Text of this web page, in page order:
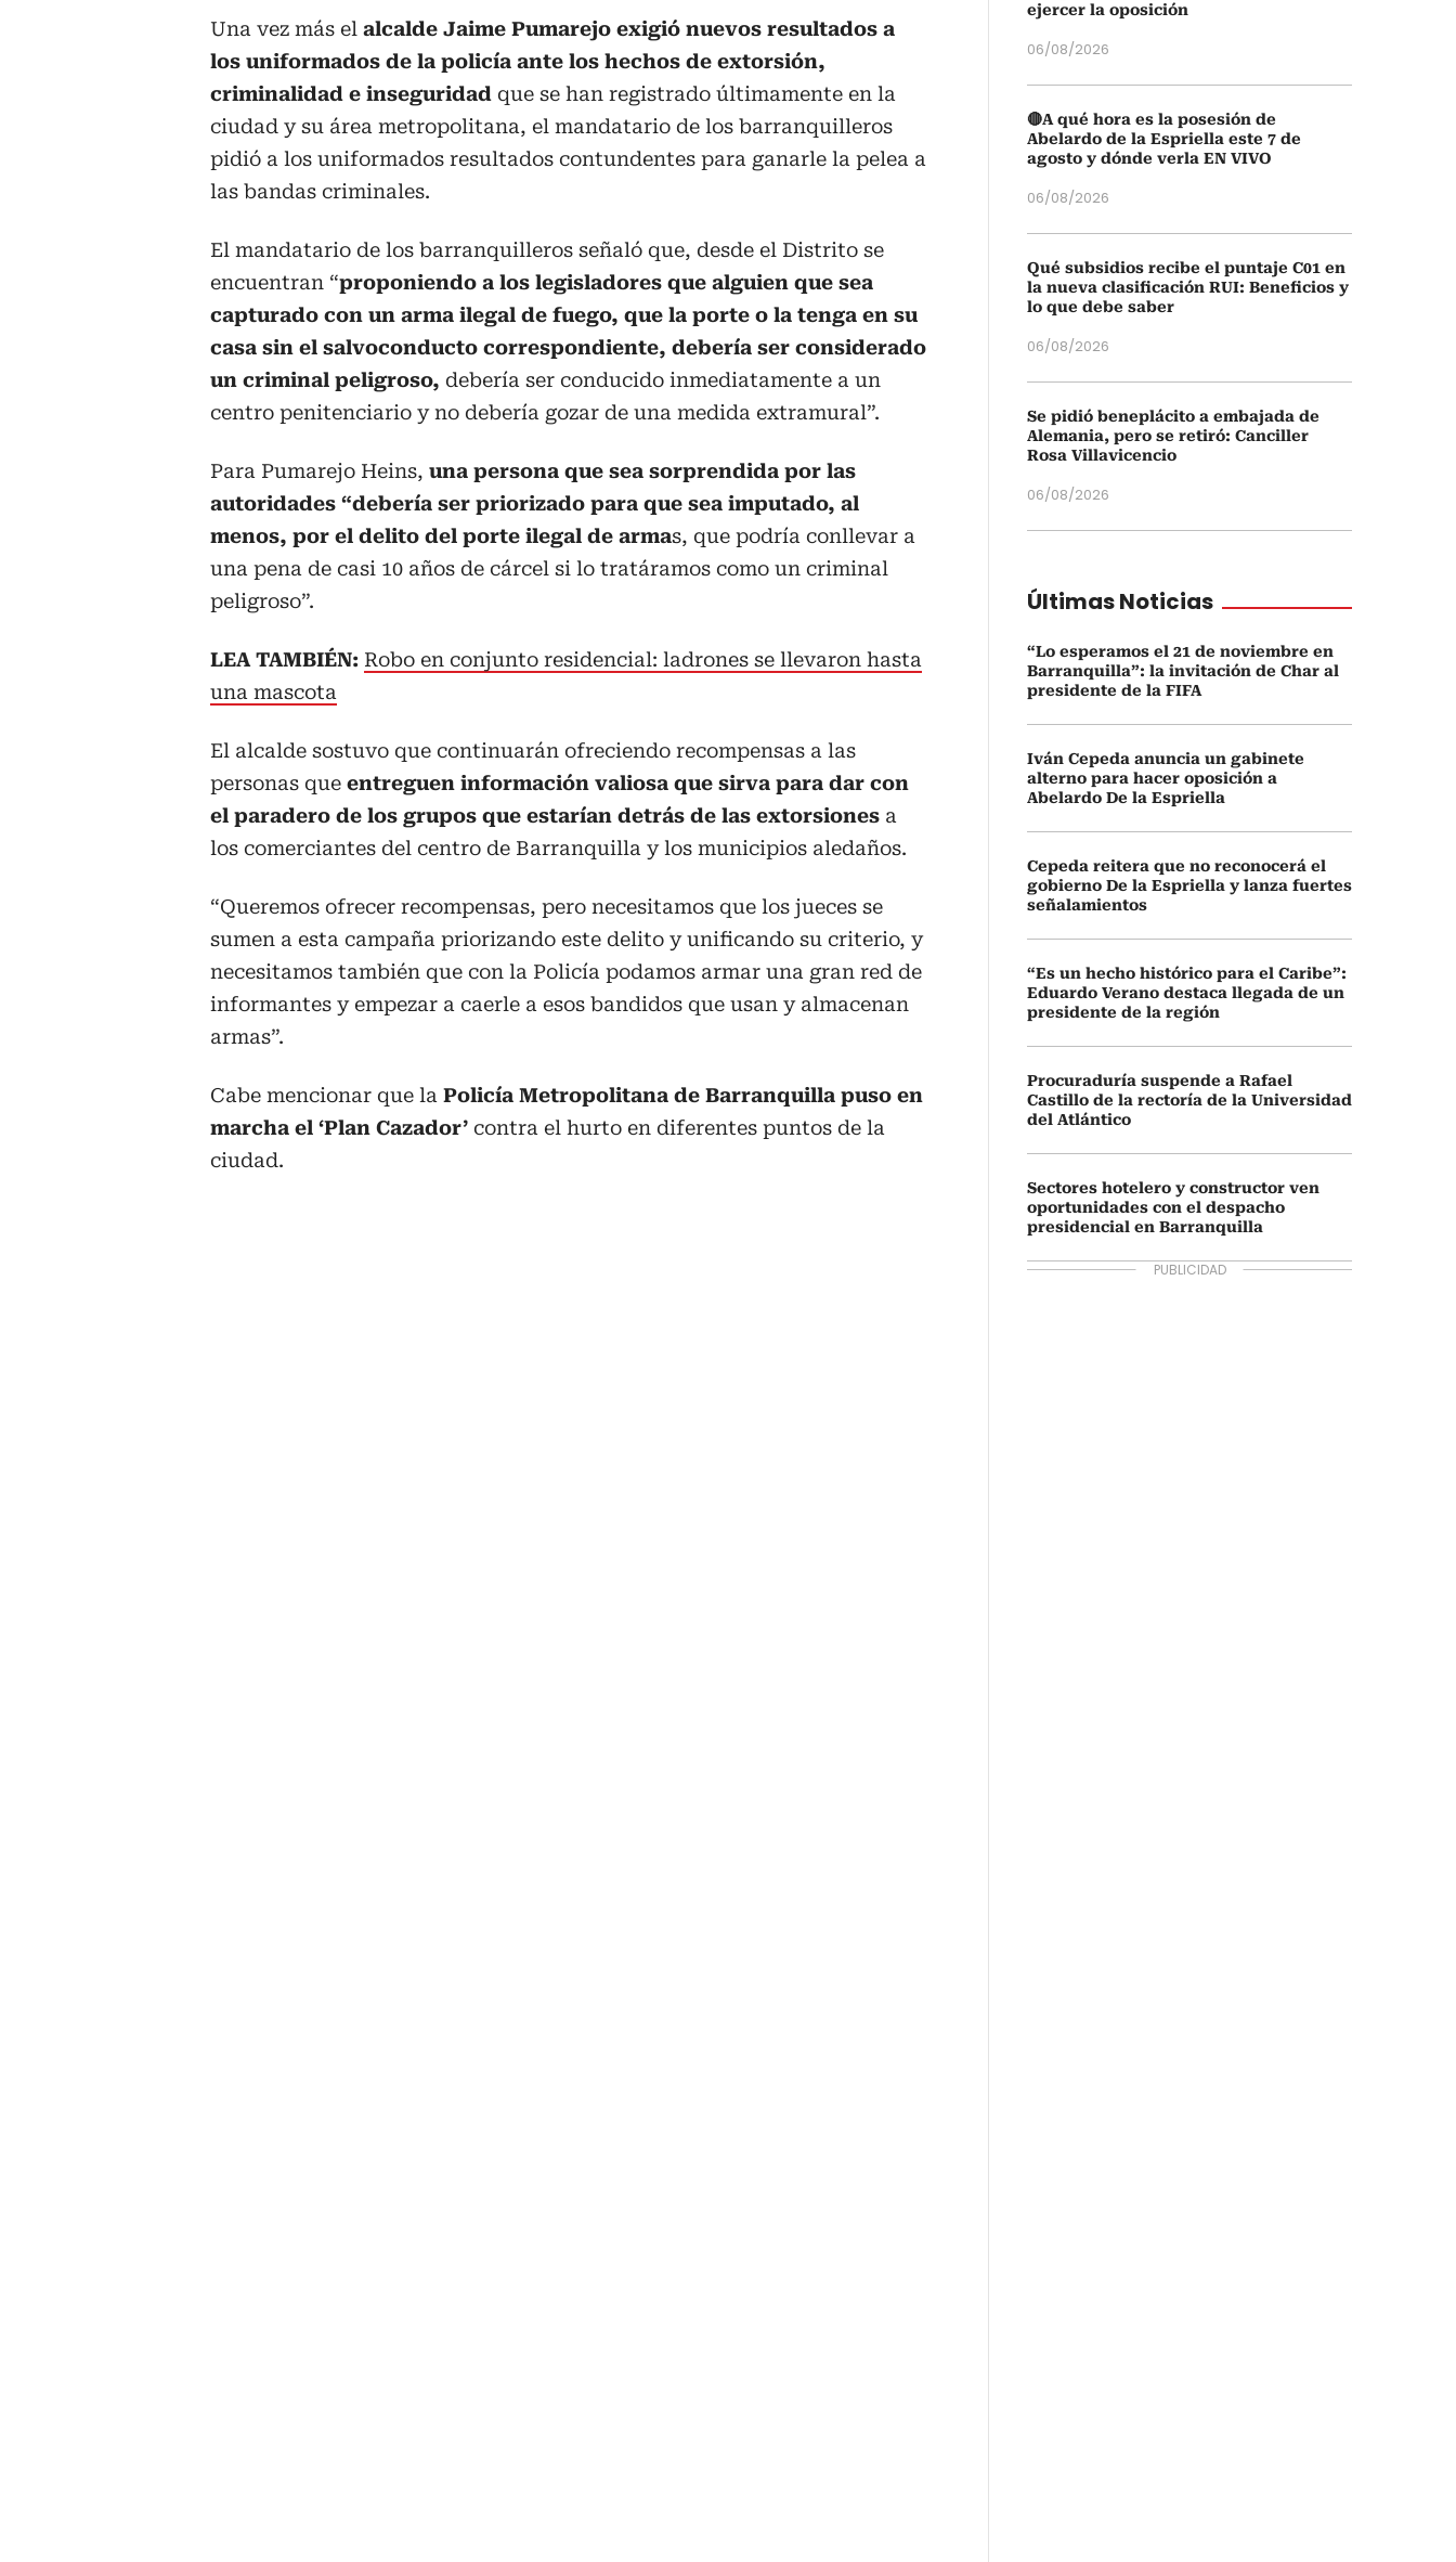
Una vez más el alcalde Jaime Pumarejo exigió nuevos resultados a
los uniformados de la policía ante los hechos de extorsión,
criminalidad e inseguridad que se han registrado últimamente en la
ciudad y su área metropolitana, el mandatario de los barranquilleros
pidió a los uniformados resultados contundentes para ganarle la pelea a
las bandas criminales.
El mandatario de los barranquilleros señaló que, desde el Distrito se
encuentran “proponiendo a los legisladores que alguien que sea
capturado con un arma ilegal de fuego, que la porte o la tenga en su
casa sin el salvoconducto correspondiente, debería ser considerado
un criminal peligroso, debería ser conducido inmediatamente a un
centro penitenciario y no debería gozar de una medida extramural”.
Para Pumarejo Heins, una persona que sea sorprendida por las
autoridades “debería ser priorizado para que sea imputado, al
menos, por el delito del porte ilegal de armas, que podría conllevar a
una pena de casi 10 años de cárcel si lo tratáramos como un criminal
peligroso”.
LEA TAMBIÉN: Robo en conjunto residencial: ladrones se llevaron hasta
una mascota
El alcalde sostuvo que continuarán ofreciendo recompensas a las
personas que entreguen información valiosa que sirva para dar con
el paradero de los grupos que estarían detrás de las extorsiones a
los comerciantes del centro de Barranquilla y los municipios aledaños.
“Queremos ofrecer recompensas, pero necesitamos que los jueces se
sumen a esta campaña priorizando este delito y unificando su criterio, y
necesitamos también que con la Policía podamos armar una gran red de
informantes y empezar a caerle a esos bandidos que usan y almacenan
armas”.
Cabe mencionar que la Policía Metropolitana de Barranquilla puso en
marcha el ‘Plan Cazador’ contra el hurto en diferentes puntos de la
ciudad.
ejercer la oposición
06/08/2026
🔴A qué hora es la posesión de
Abelardo de la Espriella este 7 de
agosto y dónde verla EN VIVO
06/08/2026
Qué subsidios recibe el puntaje C01 en
la nueva clasificación RUI: Beneficios y
lo que debe saber
06/08/2026
Se pidió beneplácito a embajada de
Alemania, pero se retiró: Canciller
Rosa Villavicencio
06/08/2026
Últimas Noticias
“Lo esperamos el 21 de noviembre en
Barranquilla”: la invitación de Char al
presidente de la FIFA
Iván Cepeda anuncia un gabinete
alterno para hacer oposición a
Abelardo De la Espriella
Cepeda reitera que no reconocerá el
gobierno De la Espriella y lanza fuertes
señalamientos
“Es un hecho histórico para el Caribe”:
Eduardo Verano destaca llegada de un
presidente de la región
Procuraduría suspende a Rafael
Castillo de la rectoría de la Universidad
del Atlántico
Sectores hotelero y constructor ven
oportunidades con el despacho
presidencial en Barranquilla